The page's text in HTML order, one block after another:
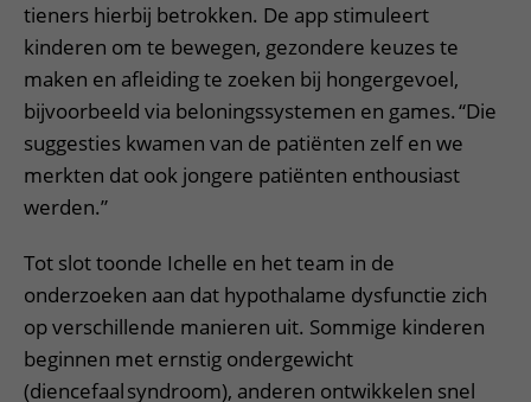
tieners hierbij betrokken. De app stimuleert
kinderen om te bewegen, gezondere keuzes te
maken en afleiding te zoeken bij hongergevoel,
bijvoorbeeld via beloningssystemen en games. “Die
suggesties kwamen van de patiënten zelf en we
merkten dat ook jongere patiënten enthousiast
werden.”
Tot slot toonde Ichelle en het team in de
onderzoeken aan dat hypothalame dysfunctie zich
op verschillende manieren uit. Sommige kinderen
beginnen met ernstig ondergewicht
(diencefaal syndroom), anderen ontwikkelen snel